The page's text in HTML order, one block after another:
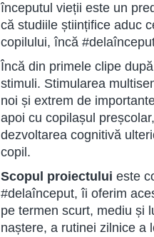
începutul vieții este un
că studiile științifice aduc
copilului, încă
Încă din primele clipe
stimuli. Stimularea
noi și extrem de
apoi cu copilașul
dezvoltarea cognitivă
copil.
Scopul proiectului este
#delaînceput, îi oferim
pe termen scurt, mediu și
naștere, a rutinei zilnice a